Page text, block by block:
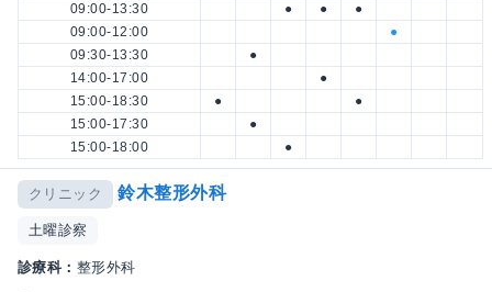
09:00-13:30
● ●
●
09:00-12:00
●
09:30-13:30
●
14:00-17:00
●
15:00-18:30
●
●
15:00-17:30
●
15:00-18:00
●
クリニック 鈴木整形外科
土曜診察
診療科： 整形外科